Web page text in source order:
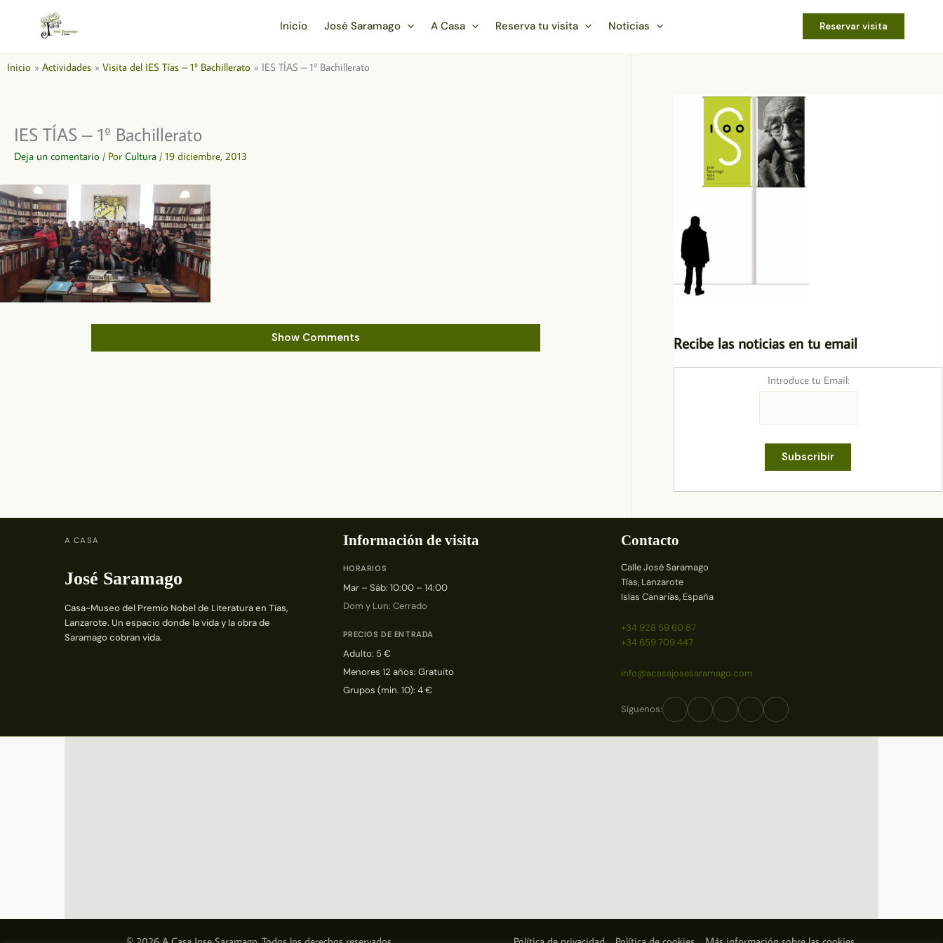
contenido
Inicio José Saramago A Casa Reserva tu visita Noticias Reservar visita
Inicio Actividades Visita del IES Tías – 1º Bachillerato IES TÍAS – 1º Bachillerato
IES TÍAS – 1º Bachillerato
Deja un comentario / Por Cultura / 19 diciembre, 2013
Show Comments Recibe las noticias en tu email
Introduce tu Email:
A CASA
José Saramago
Casa-Museo del Premio Nobel de Literatura en Tías,
Lanzarote. Un espacio donde la vida y la obra de
Saramago cobran vida.
Información de visita
HORARIOS
Mar – Sáb: 10:00 – 14:00
Dom y Lun: Cerrado
PRECIOS DE ENTRADA
Adulto: 5 €
Menores 12 años: Gratuito
Grupos (min. 10): 4 €
Contacto
Calle José Saramago
Tías, Lanzarote
Islas Canarias, España
+34 928 59 60 87
+34 659 709 447
info@acasajosesaramago.com
Síguenos: